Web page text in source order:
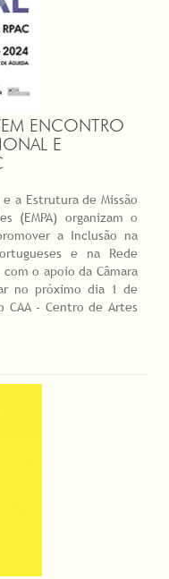
ENCONTRO
E
e a Estrutura de Missão
(EMPA) organizam o
a Inclusão na
e na Rede
o apoio da Câmara
no próximo dia 1 de
CAA - Centro de Artes